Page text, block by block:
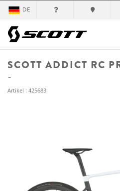
DE
SCOTT ADDICT RC
Artikel : 425683